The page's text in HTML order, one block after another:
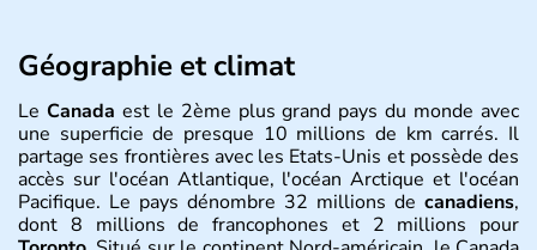
Géographie et climat
Le Canada est le 2ème plus grand pays du monde avec
une superficie de presque 10 millions de km carrés. Il
partage ses frontières avec les Etats-Unis et possède des
accès sur l'océan Atlantique, l'océan Arctique et l'océan
Pacifique. Le pays dénombre 32 millions de canadiens,
dont 8 millions de francophones et 2 millions pour